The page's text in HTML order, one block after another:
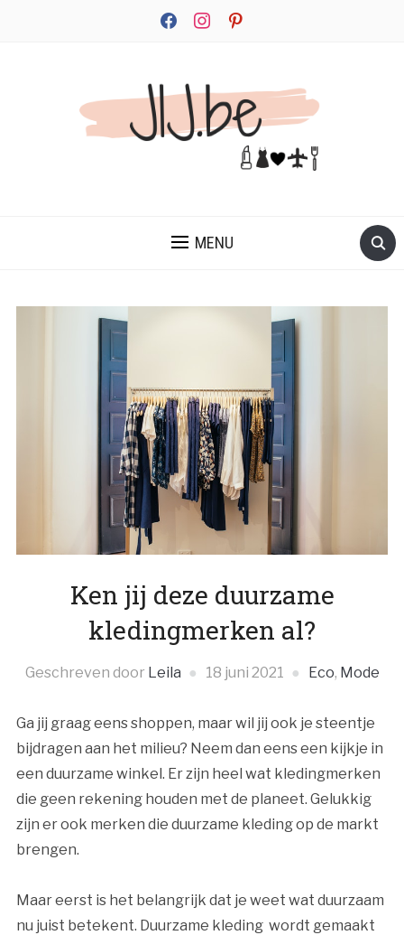
facebookinstagrampinterest
MENU
Ken jij deze duurzame
kledingmerken al?
Geschreven door Leila 18 juni 2021 Eco, Mode
Ga jij graag eens shoppen, maar wil jij ook je steentje
bijdragen aan het milieu? Neem dan eens een kijkje in
een duurzame winkel. Er zijn heel wat kledingmerken
die geen rekening houden met de planeet. Gelukkig
zijn er ook merken die duurzame kleding op de markt
brengen.
Maar eerst is het belangrijk dat je weet wat duurzaam
nu juist betekent. Duurzame kleding wordt gemaakt